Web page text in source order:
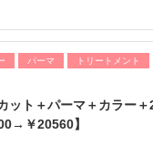
パーマ トリートメント
ット＋パーマ＋カラー
￥20560】